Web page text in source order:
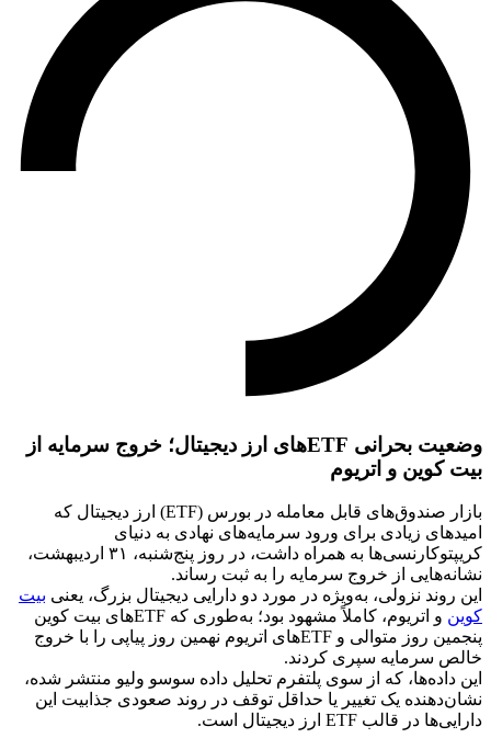
وضعیت بحرانی ETFهای ارز دیجیتال؛ خروج سرمایه از
بیت کوین و اتریوم
بازار صندوق‌های قابل معامله در بورس (ETF) ارز دیجیتال که
امیدهای زیادی برای ورود سرمایه‌های نهادی به دنیای
کریپتوکارنسی‌ها به همراه داشت، در روز پنج‌شنبه، ۳۱ اردیبهشت،
نشانه‌هایی از خروج سرمایه را به ثبت رساند.
این روند نزولی، به‌ویژه در مورد دو دارایی دیجیتال بزرگ، یعنی بیت
کوین
و اتریوم، کاملاً مشهود بود؛ به‌طوری که ETFهای بیت کوین
پنجمین روز متوالی و ETFهای اتریوم نهمین روز پیاپی را با خروج
خالص سرمایه سپری کردند.
این داده‌ها، که از سوی پلتفرم تحلیل داده سوسو ولیو منتشر شده،
نشان‌دهنده یک تغییر یا حداقل توقف در روند صعودی جذابیت این
دارایی‌ها در قالب ETF ارز دیجیتال است.